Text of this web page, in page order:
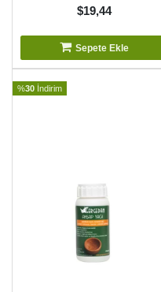
$19,44
Sepete Ekle
%30 İndirim